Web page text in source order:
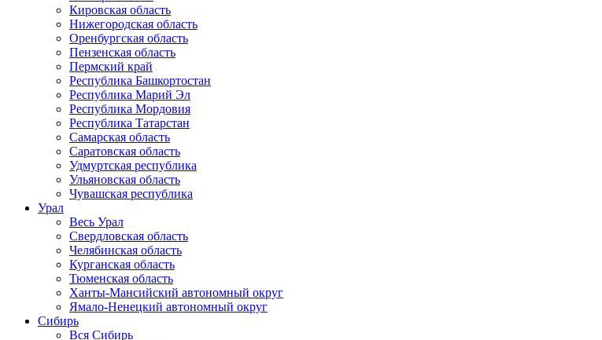
Кировская область
Нижегородская область
Оренбургская область
Пензенская область
Пермский край
Республика Башкортостан
Республика Марий Эл
Республика Мордовия
Республика Татарстан
Самарская область
Саратовская область
Удмуртская республика
Ульяновская область
Чувашская республика
Урал
Весь Урал
Свердловская область
Челябинская область
Курганская область
Тюменская область
Ханты-Мансийский автономный округ
Ямало-Ненецкий автономный округ
Сибирь
Вся Сибирь